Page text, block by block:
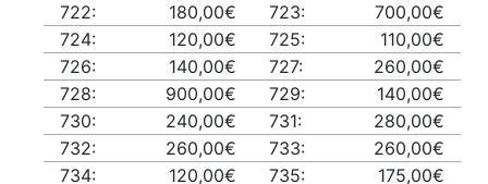
722:
180,00€ 723:
700,00€
724:
120,00€ 725:
110,00€
726:
140,00€ 727:
260,00€
728:
900,00€ 729:
140,00€
730:
240,00€ 731:
280,00€
732:
260,00€ 733:
260,00€
734:
120,00€ 735:
175,00€